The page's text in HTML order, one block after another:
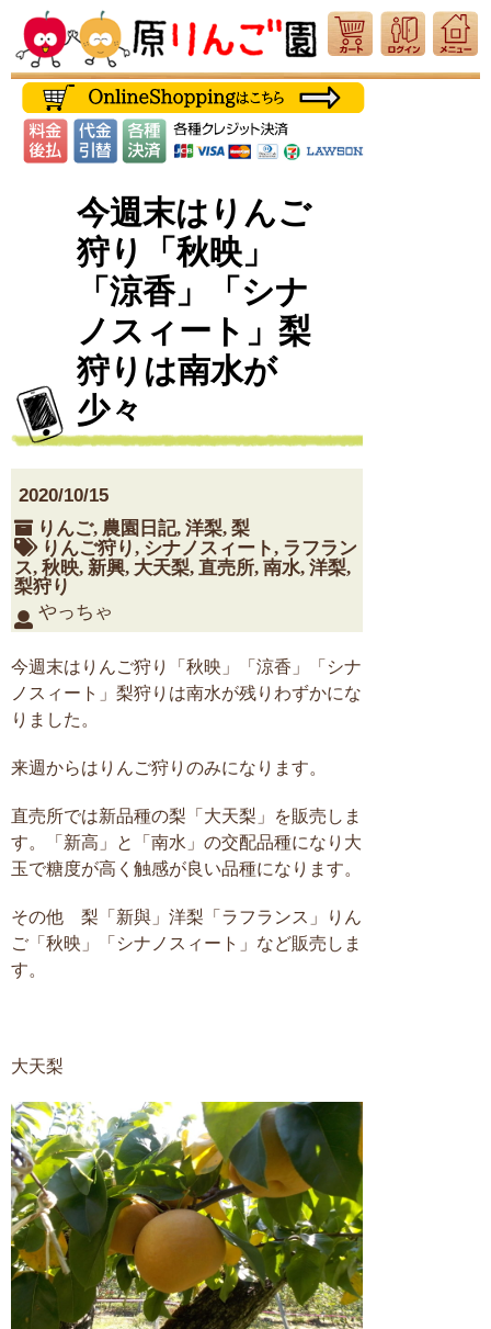
今週末はりんご
狩り「秋映」
「涼香」「シナ
ノスィート」梨
狩りは南水が
少々
2020/10/15
りんご, 農園日記, 洋梨, 梨
りんご狩り, シナノスィート, ラフラン
ス, 秋映, 新興, 大天梨, 直売所, 南水, 洋梨,
梨狩り
やっちゃ
今週末はりんご狩り「秋映」「涼香」「シナ
ノスィート」梨狩りは南水が残りわずかにな
りました。
来週からはりんご狩りのみになります。
直売所では新品種の梨「大天梨」を販売しま
す。「新高」と「南水」の交配品種になり大
玉で糖度が高く触感が良い品種になります。
その他 梨「新與」洋梨「ラフランス」りん
ご「秋映」「シナノスィート」など販売しま
す。
大天梨